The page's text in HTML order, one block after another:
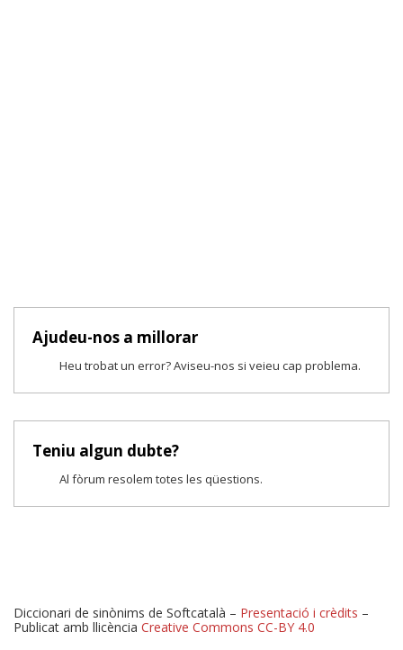
Ajudeu-nos a millorar
Heu trobat un error? Aviseu-nos si veieu cap problema.
Teniu algun dubte?
Al fòrum resolem totes les qüestions.
Diccionari de sinònims de Softcatalà – Presentació i crèdits –
Publicat amb llicència Creative Commons CC-BY 4.0